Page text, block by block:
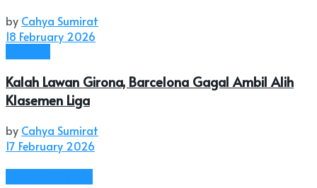
by Cahya Sumirat
18 February 2026
Kalah Lawan Girona, Barcelona Gagal Ambil Alih
Klasemen Liga
by Cahya Sumirat
17 February 2026